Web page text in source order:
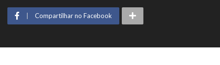
Compartilhar no Facebook